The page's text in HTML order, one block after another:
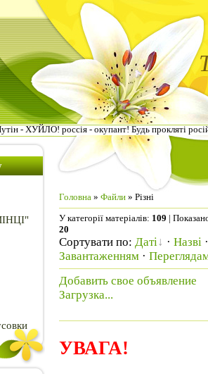
- ХУЙЛО! россія - окупант! Будь прокляті
Головна » Файли » Різні
У категорії матеріалів: 109 |
20
Сортувати по: Даті · Назві
Завантаженням ·
Добавить свое объявление
Загрузка...
УВАГА!